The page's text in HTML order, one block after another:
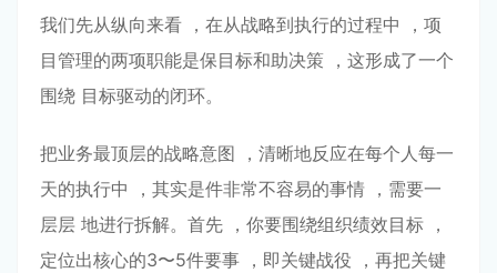
我们先从纵向来看 ，在从战略到执⾏的过程中 ，项
⽬管理的两项职能是保⽬标和助决策 ，这形成了⼀个
围绕 ⽬标驱动的闭环。
把业务最顶层的战略意图 ，清晰地反应在每个⼈每⼀
天的执⾏中 ，其实是件⾮常不容易的事情 ，需要⼀
层层 地进⾏拆解。⾸先 ，你要围绕组织绩效⽬标 ，
定位出核⼼的3〜5件要事 ，即关键战役 ，再把关键